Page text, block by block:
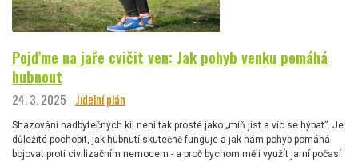
Pojďme na jaře cvičit ven: Jak pohyb venku pomáhá
hubnout
24. 3. 2025 Jídelní plán
Shazování nadbytečných kil není tak prosté jako „míň jíst a víc se hýbat”. Je
důležité pochopit, jak hubnutí skutečně funguje a jak nám pohyb pomáhá
bojovat proti civilizačním nemocem - a proč bychom měli využít jarní počasí